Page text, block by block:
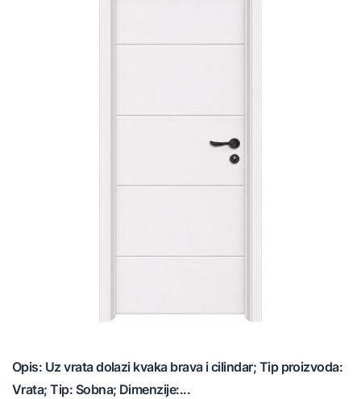
Opis: Uz vrata dolazi kvaka brava i cilindar; Tip proizvoda:
Vrata; Tip: Sobna; Dimenzije:...